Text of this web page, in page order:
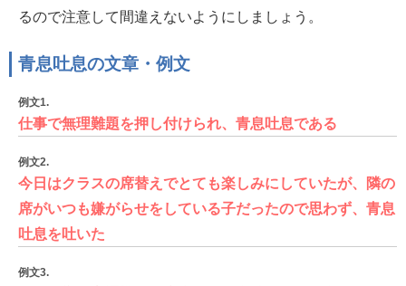
るので注意して間違えないようにしましょう。
青息吐息の文章・例文
例文1.
仕事で無理難題を押し付けられ、青息吐息である
例文2.
今日はクラスの席替えでとても楽しみにしていたが、隣の
席がいつも嫌がらせをしている子だったので思わず、青息
吐息を吐いた
例文3.